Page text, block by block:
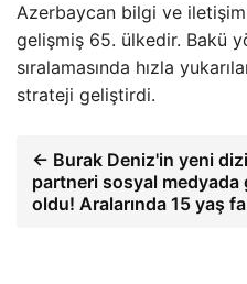
Azerbaycan bilgi ve
gelişmiş 65. ülkedir. Bakü
sıralamasında hızla
strateji geliştirdi.
← Burak Deniz'in yeni
partneri sosyal medyada
oldu! Aralarında 15 yaş